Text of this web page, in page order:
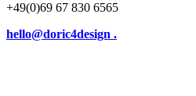
+49(0)69 67 830 6565
hello@doric4design .